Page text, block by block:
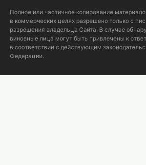
Полное или частичное копирование
в коммерческих целях разрешено только с
разрешения владельца Сайта. В случае
виновные лица могут быть привлечены к
в соответствии с действующим
Федерации.